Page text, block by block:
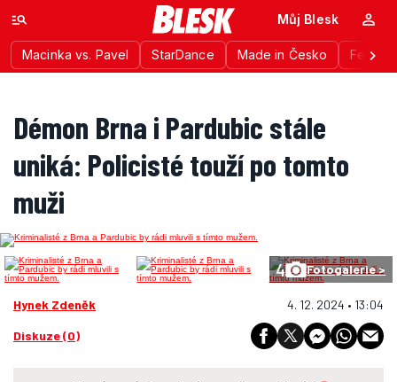
Macinka vs. Pavel StarDance Made in Česko
Můj Blesk
Démon Brna i Pardubic stále
uniká: Policisté touží po tomto
muži
4 Fotogalerie >
Hynek Zdeněk 4. 12. 2024 • 13:04
Diskuze (0)